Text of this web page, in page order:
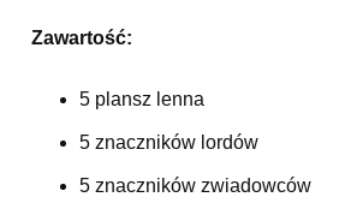
Zawartość:
5 plansz lenna
5 znaczników lordów
5 znaczników zwiadowców